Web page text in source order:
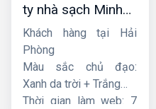
ty nhà sạch Minh
Dương
Khách hàng tại Hải
Phòng
Màu sắc chủ đạo:
Xanh da trời + Trắng
Thời gian làm web: 7